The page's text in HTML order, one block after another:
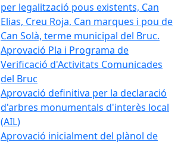
per legalització pous existents, Can
Elias, Creu Roja, Can marques i pou de
Can Solà, terme municipal del Bruc.
Aprovació Pla i Programa de
Verificació d'Activitats Comunicades
del Bruc
Aprovació definitiva per la declaració
d'arbres monumentals d'interès local
(AIL)
Aprovació inicialment del plànol de